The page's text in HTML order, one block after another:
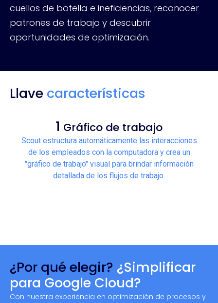
cuellos de botella e ineficiencias, reconocer
patrones de trabajo y descubrir
oportunidades de optimización.
Llave características
1 Gráfico de trabajo
Scout estructura automáticamente las interacciones
de los empleados con la computadora y crea un
"gráfico de trabajo" visual para brindar información
detallada de los flujos de trabajo.
¿Por qué elegir? ¿Simplificar
para Google Cloud?
Con nuestra experiencia en optimización de procesos y